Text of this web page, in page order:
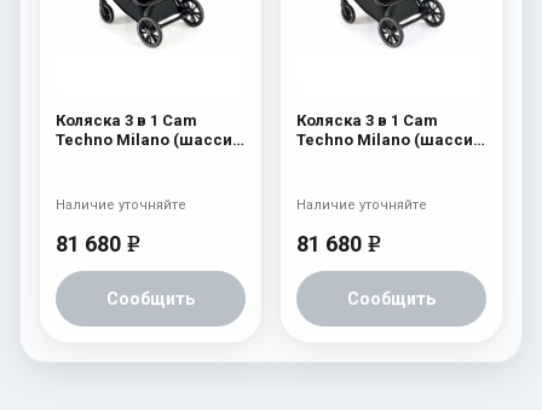
Коляска 3 в 1 Cam
Techno Milano (шасси
81 680 e
Сообщить
Наличие уточняйте
Коляска 3 в 1 Cam
Techno Milano (шасси
81 680 e
Сообщить
Наличие уточняйте